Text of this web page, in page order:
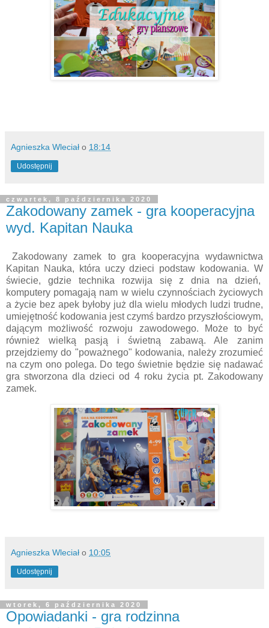
Agnieszka Wleciał o 18:14
Udostępnij
czwartek, 8 października 2020
Zakodowany zamek - gra kooperacyjna
wyd. Kapitan Nauka
Zakodowany zamek to gra kooperacyjna wydawnictwa
Kapitan Nauka, która uczy dzieci podstaw kodowania. W
świecie, gdzie technika rozwija się z dnia na dzień,
komputery pomagają nam w wielu czynnościach życiowych
a życie bez apek byłoby już dla wielu młodych ludzi trudne,
umiejętność kodowania jest czymś bardzo przyszłościowym,
dającym możliwość rozwoju zawodowego. Może to być
również wielką pasją i świetną zabawą. Ale zanim
przejdziemy do "poważnego" kodowania, należy zrozumieć
na czym ono polega. Do tego świetnie będzie się nadawać
gra stworzona dla dzieci od 4 roku życia pt. Zakodowany
zamek.
Agnieszka Wleciał o 10:05
Udostępnij
wtorek, 6 października 2020
Opowiadanki - gra rodzinna